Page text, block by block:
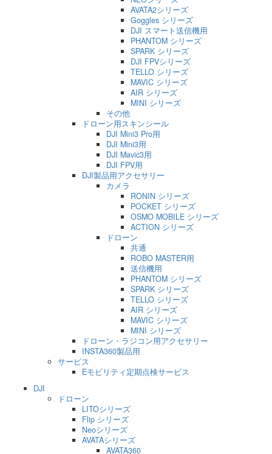
AVATA2シリーズ
Goggles シリーズ
DJI スマート送信機用
PHANTOM シリーズ
SPARK シリーズ
DJI FPVシリーズ
TELLO シリーズ
MAVIC シリーズ
AIR シリーズ
MINI シリーズ
その他
ドローン用スキンシール
DJI Mini3 Pro用
DJI Mini3用
DJI Mavic3用
DJI FPV用
DJI製品用アクセサリー
カメラ
RONIN シリーズ
POCKET シリーズ
OSMO MOBILE シリーズ
ACTION シリーズ
ドローン
共通
ROBO MASTER用
送信機用
PHANTOM シリーズ
SPARK シリーズ
TELLO シリーズ
AIR シリーズ
MAVIC シリーズ
MINI シリーズ
ドローン・ラジコン用アクセサリー
INSTA360製品用
サービス
Eモビリティ定期点検サービス
DJI
ドローン
LITOシリーズ
Flip シリーズ
Neoシリーズ
AVATAシリーズ
AVATA360